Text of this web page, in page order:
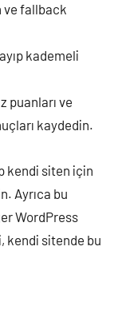
ve fallback
kademeli
puanları ve
kaydedin.
kendi siten için
Ayrıca bu
WordPress
kendi sitende bu